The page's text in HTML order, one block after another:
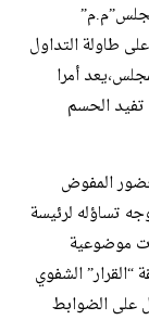
طاولة التداول
أمرا
تفيد الحسم
المفوض
تساؤله لرئيسة
موضوعية
الشفوي
على الضوابط